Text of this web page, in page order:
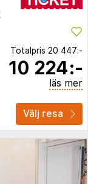
Totalpris 20 447:-
10 224:-
läs mer
Välj resa